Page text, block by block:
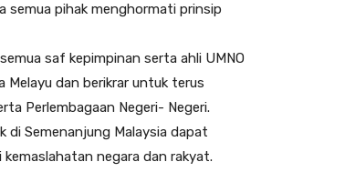
semua pihak menghormati prinsip
saf kepimpinan serta ahli UMNO
Melayu dan berikrar untuk terus
Perlembagaan Negeri- Negeri.
di Semenanjung Malaysia dapat
negara dan rakyat.